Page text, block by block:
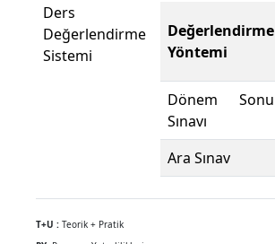
Ders
Değerlendirme
Sistemi
Değerlendirme
Yöntemi
Dönem Sonu
Sınavı
Ara Sınav
T+U : Teorik + Pratik